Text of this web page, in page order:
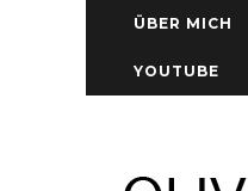
ÜBER MICH
YOUTUBE